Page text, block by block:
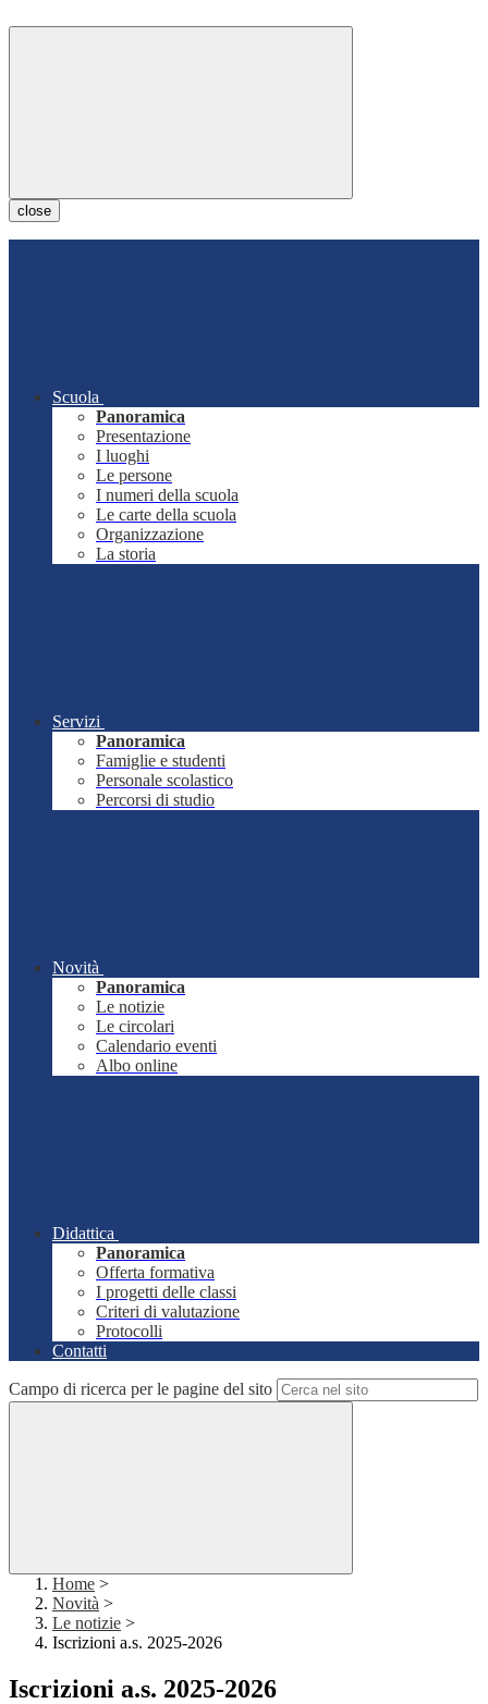
close
Scuola
Panoramica
Presentazione
I luoghi
Le persone
I numeri della scuola
Le carte della scuola
Organizzazione
La storia
Servizi
Panoramica
Famiglie e studenti
Personale scolastico
Percorsi di studio
Novità
Panoramica
Le notizie
Le circolari
Calendario eventi
Albo online
Didattica
Panoramica
Offerta formativa
I progetti delle classi
Criteri di valutazione
Protocolli
Contatti
Campo di ricerca per le pagine del sito
Home >
Novità >
Le notizie >
Iscrizioni a.s. 2025-2026
Iscrizioni a.s. 2025-2026